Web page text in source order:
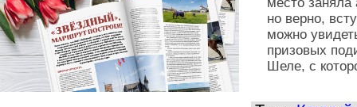
но верно,
можно
призовых
Шеле, с